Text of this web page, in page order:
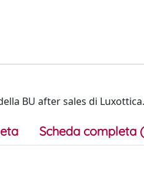
BU after sales di Luxottica.
Scheda completa